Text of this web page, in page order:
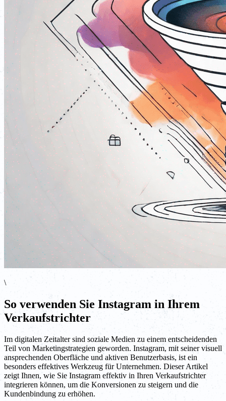
\
So verwenden Sie Instagram in Ihrem
Verkaufstrichter
Im digitalen Zeitalter sind soziale Medien zu einem entscheidenden
Teil von Marketingstrategien geworden. Instagram, mit seiner visuell
ansprechenden Oberfläche und aktiven Benutzerbasis, ist ein
besonders effektives Werkzeug für Unternehmen. Dieser Artikel
zeigt Ihnen, wie Sie Instagram effektiv in Ihren Verkaufstrichter
integrieren können, um die Konversionen zu steigern und die
Kundenbindung zu erhöhen.